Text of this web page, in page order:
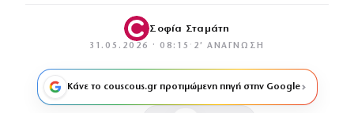
Σοφία Σταμάτη
31.05.2026 · 08:15 · 2′ ΑΝΆΓΝΩΣΗ
Κάνε το couscous.gr προτιμώμενη πηγή στην Google